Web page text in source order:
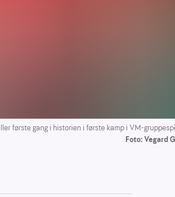
første gang i historien i første kamp i VM-
Foto: Vegard